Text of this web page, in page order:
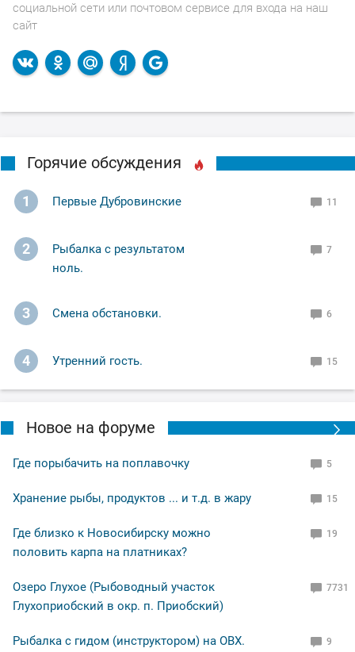
социальной сети или почтовом сервисе для входа на наш
сайт
Горячие обсуждения
1 Первые Дубровинские 11
2
Рыбалка с результатом
ноль.
7
3 Смена обстановки. 6
4 Утренний гость. 15
Новое на форуме
Где порыбачить на поплавочку 5
Хранение рыбы, продуктов ... и т.д. в жару 15
Где близко к Новосибирску можно
половить карпа на платниках?
19
Озеро Глухое (Рыбоводный участок
Глухоприобский в окр. п. Приобский)
7731
Рыбалка с гидом (инструктором) на ОВХ.
9